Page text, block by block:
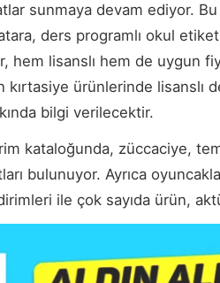
sunmaya devam ediyor. Bu
ders programlı okul
hem lisanslı hem de uygun
ürünlerinde lisanslı
bilgi verilecektir.
kataloğunda, züccaciye,
bulunuyor. Ayrıca
ile çok sayıda ürün,